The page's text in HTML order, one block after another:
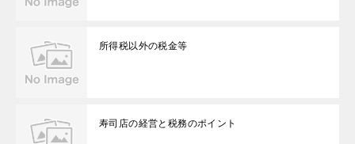
所得税以外の税金等
寿司店の経営と税務のポイント